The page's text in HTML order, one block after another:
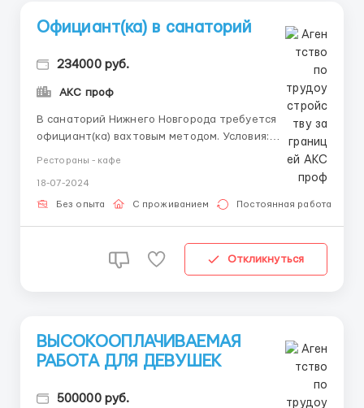
Официант(ка) в санаторий
234000 руб.
АКС проф
В санаторий Нижнего Новгорода требуется
официант(ка) вахтовым методом. Условия:
Бесплатное 4-х разовое питание Компенсация за
проезд Каждую неделю авансы от 2500р.до 5000р.
Рестораны - кафе
18-07-2024
Без опыта С проживанием Постоянная работа
Откликнуться
ВЫСОКООПЛАЧИВАЕМАЯ
РАБОТА ДЛЯ ДЕВУШЕК
500000 руб.